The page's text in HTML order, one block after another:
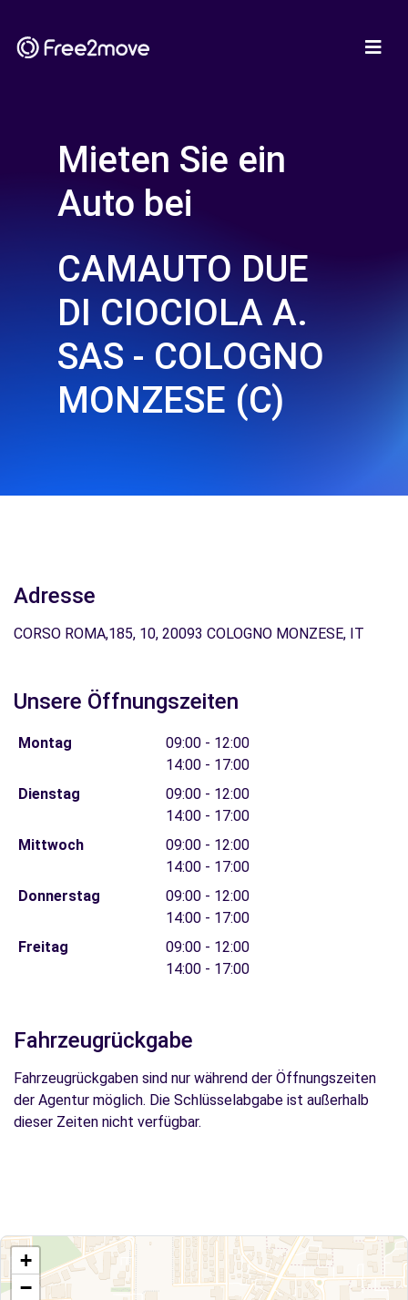
Mieten Sie ein
Auto bei
CAMAUTO DUE
DI CIOCIOLA A.
SAS - COLOGNO
MONZESE (C)
Adresse
CORSO ROMA,185, 10, 20093 COLOGNO MONZESE, IT
Unsere Öffnungszeiten
Montag
09:00 - 12:00
14:00 - 17:00
Dienstag
09:00 - 12:00
14:00 - 17:00
Mittwoch
09:00 - 12:00
14:00 - 17:00
Donnerstag
09:00 - 12:00
14:00 - 17:00
Freitag
09:00 - 12:00
14:00 - 17:00
Fahrzeugrückgabe
Fahrzeugrückgaben sind nur während der Öffnungszeiten
der Agentur möglich. Die Schlüsselabgabe ist außerhalb
dieser Zeiten nicht verfügbar.
+
−